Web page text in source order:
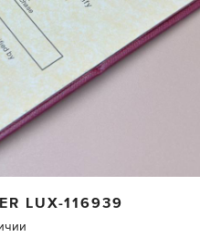
LUX-116939